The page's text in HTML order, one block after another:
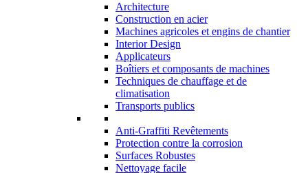
Architecture
Construction en acier
Machines agricoles et engins de chantier
Interior Design
Applicateurs
Boîtiers et composants de machines
Techniques de chauffage et de
climatisation
Transports publics
Anti-Graffiti Revêtements
Protection contre la corrosion
Surfaces Robustes
Nettoyage facile